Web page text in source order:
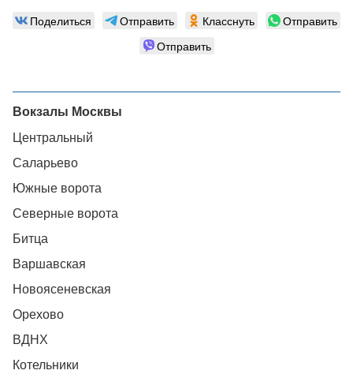
Поделиться Отправить Класснуть
Отправить
Отправить
Вокзалы Москвы
Центральный
Саларьево
Южные ворота
Северные ворота
Битца
Варшавская
Новоясеневская
Орехово
ВДНХ
Котельники